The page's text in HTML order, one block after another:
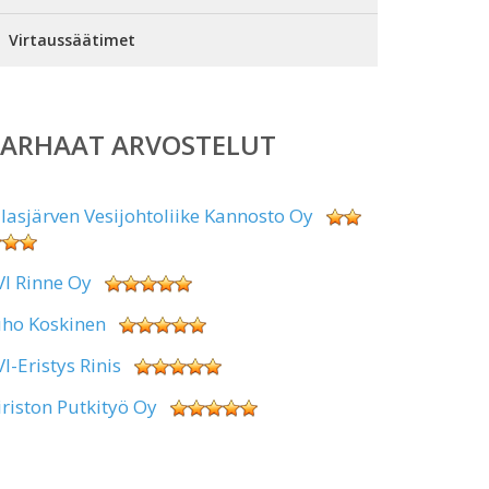
Virtaussäätimet
ARVOSTELUT
Vesijohtoliike Kannosto Oy
Rinne Oy
Koskinen
Eristys Rinis
Putkityö Oy